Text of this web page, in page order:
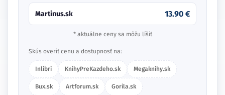
Martinus.sk 13.90 €
* aktuálne ceny sa môžu líšiť
Skús overiť cenu a dostupnosť na:
Inlibri KnihyPreKazdeho.sk Megaknihy.sk
Bux.sk Artforum.sk Gorila.sk